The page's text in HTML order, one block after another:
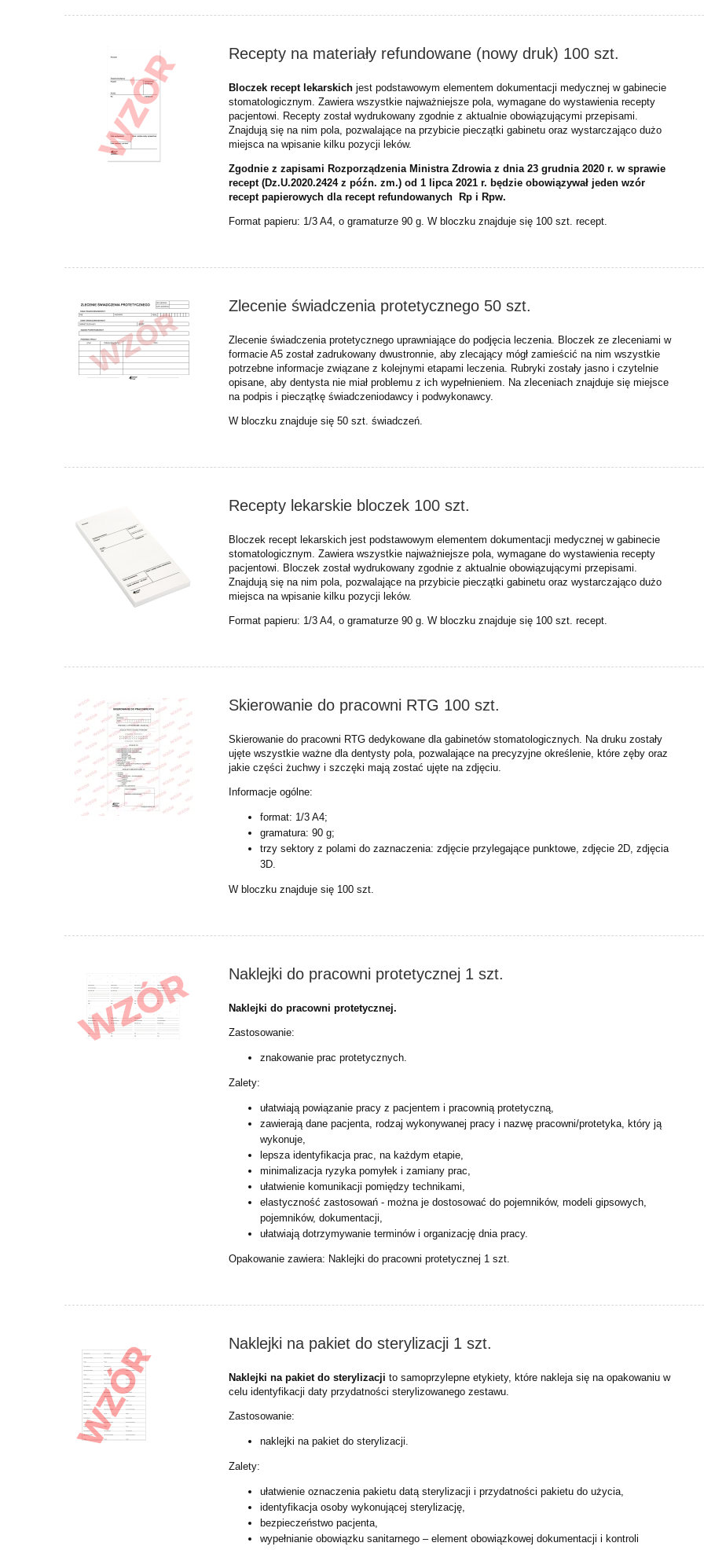
Recepty na materiały refundowane (nowy druk) 100 szt.
Bloczek recept lekarskich jest podstawowym elementem dokumentacji medycznej w gabinecie
stomatologicznym. Zawiera wszystkie najważniejsze pola, wymagane do wystawienia recepty
pacjentowi. Recepty został wydrukowany zgodnie z aktualnie obowiązującymi przepisami.
Znajdują się na nim pola, pozwalające na przybicie pieczątki gabinetu oraz wystarczająco dużo
miejsca na wpisanie kilku pozycji leków.
Zgodnie z zapisami Rozporządzenia Ministra Zdrowia z dnia 23 grudnia 2020 r. w sprawie
recept (Dz.U.2020.2424 z późn. zm.) od 1 lipca 2021 r. będzie obowiązywał jeden wzór
recept papierowych dla recept refundowanych Rp i Rpw.
Format papieru: 1/3 A4, o gramaturze 90 g. W bloczku znajduje się 100 szt. recept.
Zlecenie świadczenia protetycznego 50 szt.
Zlecenie świadczenia protetycznego uprawniające do podjęcia leczenia. Bloczek ze zleceniami w
formacie A5 został zadrukowany dwustronnie, aby zlecający mógł zamieścić na nim wszystkie
potrzebne informacje związane z kolejnymi etapami leczenia. Rubryki zostały jasno i czytelnie
opisane, aby dentysta nie miał problemu z ich wypełnieniem. Na zleceniach znajduje się miejsce
na podpis i pieczątkę świadczeniodawcy i podwykonawcy.
W bloczku znajduje się 50 szt. świadczeń.
Recepty lekarskie bloczek 100 szt.
Bloczek recept lekarskich jest podstawowym elementem dokumentacji medycznej w gabinecie
stomatologicznym. Zawiera wszystkie najważniejsze pola, wymagane do wystawienia recepty
pacjentowi. Bloczek został wydrukowany zgodnie z aktualnie obowiązującymi przepisami.
Znajdują się na nim pola, pozwalające na przybicie pieczątki gabinetu oraz wystarczająco dużo
miejsca na wpisanie kilku pozycji leków.
Format papieru: 1/3 A4, o gramaturze 90 g. W bloczku znajduje się 100 szt. recept.
Skierowanie do pracowni RTG 100 szt.
Skierowanie do pracowni RTG dedykowane dla gabinetów stomatologicznych. Na druku zostały
ujęte wszystkie ważne dla dentysty pola, pozwalające na precyzyjne określenie, które zęby oraz
jakie części żuchwy i szczęki mają zostać ujęte na zdjęciu.
Informacje ogólne:
format: 1/3 A4;
gramatura: 90 g;
trzy sektory z polami do zaznaczenia: zdjęcie przylegające punktowe, zdjęcie 2D, zdjęcia
3D.
W bloczku znajduje się 100 szt.
Naklejki do pracowni protetycznej 1 szt.
Naklejki do pracowni protetycznej.
Zastosowanie:
znakowanie prac protetycznych.
Zalety:
ułatwiają powiązanie pracy z pacjentem i pracownią protetyczną,
zawierają dane pacjenta, rodzaj wykonywanej pracy i nazwę pracowni/protetyka, który ją
wykonuje,
lepsza identyfikacja prac, na każdym etapie,
minimalizacja ryzyka pomyłek i zamiany prac,
ułatwienie komunikacji pomiędzy technikami,
elastyczność zastosowań - można je dostosować do pojemników, modeligipsowych,
pojemników, dokumentacji,
ułatwiają dotrzymywanie terminów i organizację dnia pracy.
Opakowanie zawiera: Naklejki do pracowni protetycznej 1 szt.
Naklejki na pakiet do sterylizacji 1 szt.
Naklejki na pakiet do sterylizacji to samoprzylepne etykiety, które nakleja się na opakowaniu w
celu identyfikacji daty przydatności sterylizowanego zestawu.
Zastosowanie:
naklejki na pakiet do sterylizacji.
Zalety:
ułatwienie oznaczenia pakietu datą sterylizacji i przydatności pakietu do użycia,
identyfikacja osoby wykonującej sterylizację,
bezpieczeństwo pacjenta,
wypełnianie obowiązku sanitarnego – element obowiązkowej dokumentacji i kontroli